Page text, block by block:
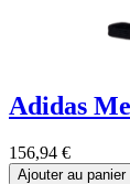
Adidas
156,94 €
Ajouter au panier